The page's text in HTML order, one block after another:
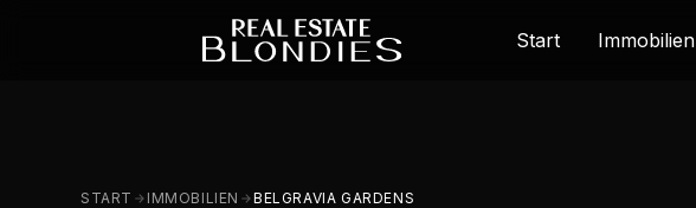
Start Immobilien
START IMMOBILIEN BELGRAVIA GARDENS